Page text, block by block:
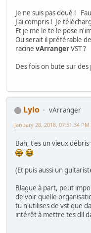
Je ne suis pas doué !
J'ai compris ! Je
Et je me le te le pose
Ou serait il préférable
racine vArrangerVST ?
Des fois on bute sur des
Lylo
vArranger
January 28, 2018, 07:51:34 PM
Bah, t'es un vieux
(Et puis aussi un
Blague à part, peut
de voir quelle
tu n'utilises de vst que
intérêt à mettre tes dll